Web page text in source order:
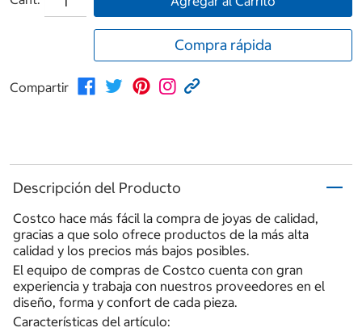
Compra rápida
Compartir
Descripción del Producto
Costco hace más fácil la compra de joyas de calidad,
gracias a que solo ofrece productos de la más alta
calidad y los precios más bajos posibles.
El equipo de compras de Costco cuenta con gran
experiencia y trabaja con nuestros proveedores en el
diseño, forma y confort de cada pieza.
Características del artículo: